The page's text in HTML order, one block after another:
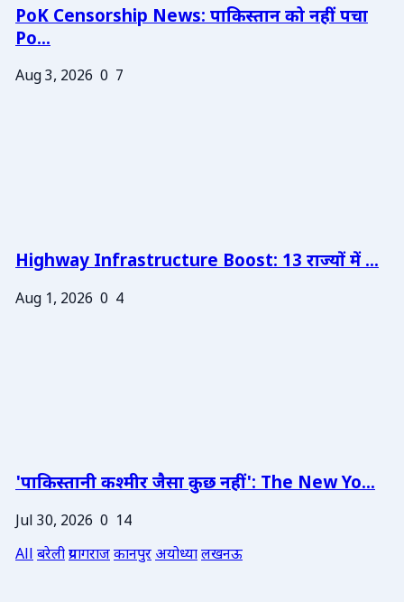
PoK Censorship News: पाकिस्तान को नहीं पचा
Po...
Aug 3, 2026 0 7
Highway Infrastructure Boost: 13 राज्यों में ...
Aug 1, 2026 0 4
'पाकिस्तानी कश्मीर जैसा कुछ नहीं': The New Yo...
Jul 30, 2026 0 14
Allबरेलीप्रयागराजकानपुरअयोध्यालखनऊ